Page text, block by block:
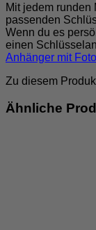
Mit jedem runden
passenden
Wenn du es
einen
Anhänger mit Foto
Zu diesem
Ähnliche